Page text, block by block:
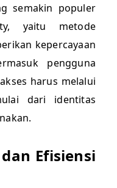
semakin populer
yaitu metode
kepercayaan
pengguna
harus melalui
dari identitas
Efisiensi